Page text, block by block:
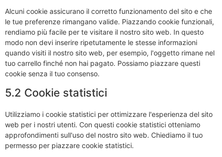
Alcuni cookie assicurano il corretto funzionamento del sito e che
le tue preferenze rimangano valide. Piazzando cookie funzionali,
rendiamo più facile per te visitare il nostro sito web. In questo
modo non devi inserire ripetutamente le stesse informazioni
quando visiti il nostro sito web, per esempio, l'oggetto rimane nel
tuo carrello finché non hai pagato. Possiamo piazzare questi
cookie senza il tuo consenso.
5.2 Cookie statistici
Utilizziamo i cookie statistici per ottimizzare l'esperienza del sito
web per i nostri utenti. Con questi cookie statistici otteniamo
approfondimenti sull'uso del nostro sito web. Chiediamo il tuo
permesso per piazzare cookie statistici.